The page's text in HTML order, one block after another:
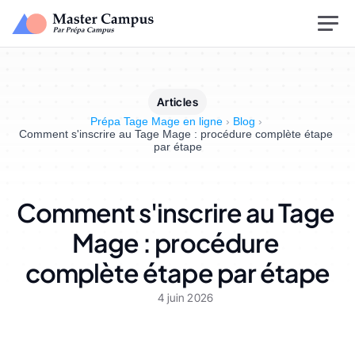
Articles
Prépa Tage Mage en ligne › Blog ›
Comment s'inscrire au Tage Mage : procédure complète étape
par étape
Comment s'inscrire au Tage
Mage : procédure
complète étape par étape
4 juin 2026